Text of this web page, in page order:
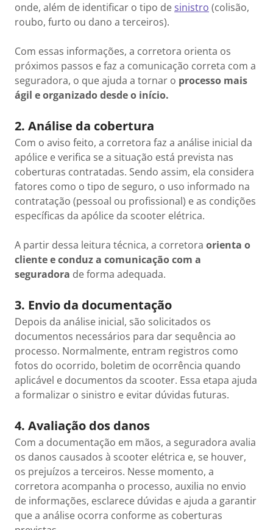
onde, além de identificar o tipo desinistro (colisão,
roubo, furto ou dano a terceiros).
Com essas informações, a corretora orienta os
próximos passos e faz a comunicação correta com a
seguradora, o que ajuda a tornar o processo mais
ágil e organizado desde o início.
2. Análise da cobertura
Com o aviso feito, a corretora faz a análise inicial da
apólice e verifica se a situação está prevista nas
coberturas contratadas. Sendo assim, ela considera
fatores como o tipo de seguro, o uso informado na
contratação (pessoal ou profissional) e as condições
específicas da apólice da scooter elétrica.
A partir dessa leitura técnica, a corretora orienta o
cliente e conduz a comunicação com a
seguradora de forma adequada.
3. Envio da documentação
Depois da análise inicial, são solicitados os
documentos necessários para dar sequência ao
processo. Normalmente, entram registros como
fotos do ocorrido, boletim de ocorrência quando
aplicável e documentos da scooter. Essa etapa ajuda
a formalizar o sinistro e evitar dúvidas futuras.
4. Avaliação dos danos
Com a documentação em mãos, a seguradora avalia
os danos causados à scooter elétrica e, se houver,
os prejuízos a terceiros. Nesse momento, a
corretora acompanha o processo, auxilia no envio
de informações, esclarece dúvidas e ajuda a garantir
que a análise ocorra conforme as coberturas